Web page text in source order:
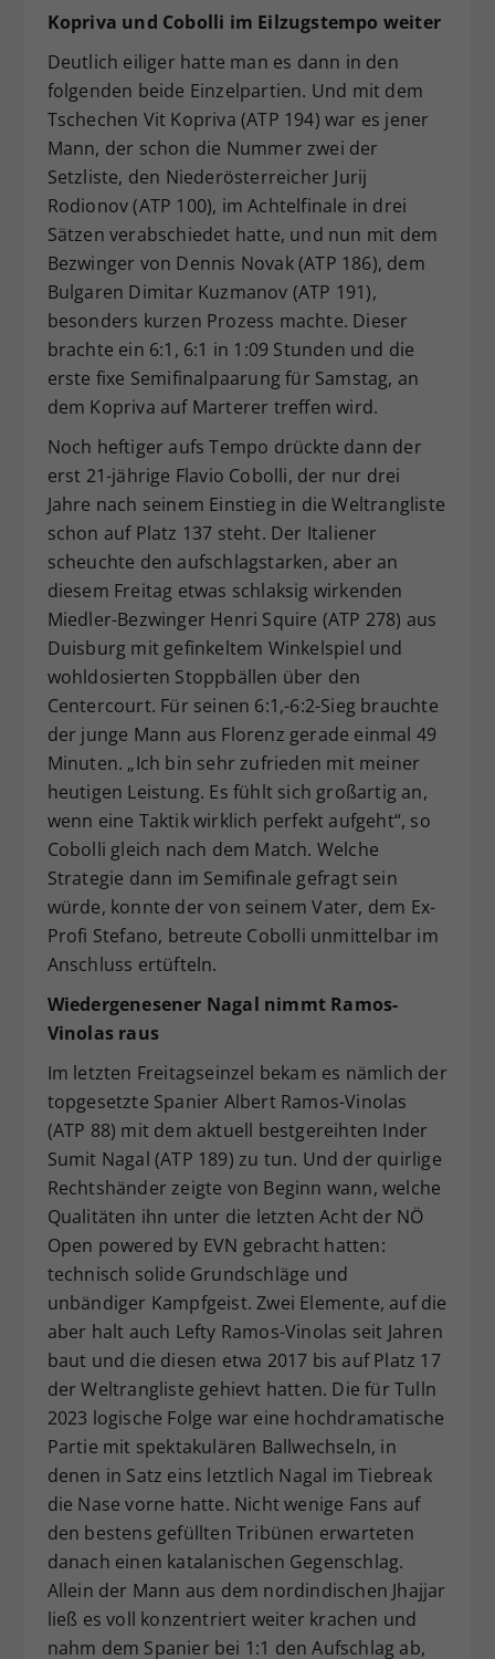
Kopriva und Cobolli im Eilzugstempo weiter
Deutlich eiliger hatte man es dann in den
folgenden beide Einzelpartien. Und mit dem
Tschechen Vit Kopriva (ATP 194) war es jener
Mann, der schon die Nummer zwei der
Setzliste, den Niederösterreicher Jurij
Rodionov (ATP 100), im Achtelfinale in drei
Sätzen verabschiedet hatte, und nun mit dem
Bezwinger von Dennis Novak (ATP 186), dem
Bulgaren Dimitar Kuzmanov (ATP 191),
besonders kurzen Prozess machte. Dieser
brachte ein 6:1, 6:1 in 1:09 Stunden und die
erste fixe Semifinalpaarung für Samstag, an
dem Kopriva auf Marterer treffen wird.
Noch heftiger aufs Tempo drückte dann der
erst 21-jährige Flavio Cobolli, der nur drei
Jahre nach seinem Einstieg in die Weltrangliste
schon auf Platz 137 steht. Der Italiener
scheuchte den aufschlagstarken, aber an
diesem Freitag etwas schlaksig wirkenden
Miedler-Bezwinger Henri Squire (ATP 278) aus
Duisburg mit gefinkeltem Winkelspiel und
wohldosierten Stoppbällen über den
Centercourt. Für seinen 6:1,-6:2-Sieg brauchte
der junge Mann aus Florenz gerade einmal 49
Minuten. „Ich bin sehr zufrieden mit meiner
heutigen Leistung. Es fühlt sich großartig an,
wenn eine Taktik wirklich perfekt aufgeht“, so
Cobolli gleich nach dem Match. Welche
Strategie dann im Semifinale gefragt sein
würde, konnte der von seinem Vater, dem Ex-
Profi Stefano, betreute Cobolli unmittelbar im
Anschluss ertüfteln.
Wiedergenesener Nagal nimmt Ramos-
Vinolas raus
Im letzten Freitagseinzel bekam es nämlich der
topgesetzte Spanier Albert Ramos-Vinolas
(ATP 88) mit dem aktuell bestgereihten Inder
Sumit Nagal (ATP 189) zu tun. Und der quirlige
Rechtshänder zeigte von Beginn wann, welche
Qualitäten ihn unter die letzten Acht der NÖ
Open powered by EVN gebracht hatten:
technisch solide Grundschläge und
unbändiger Kampfgeist. Zwei Elemente, auf die
aber halt auch Lefty Ramos-Vinolas seit Jahren
baut und die diesen etwa 2017 bis auf Platz 17
der Weltrangliste gehievt hatten. Die für Tulln
2023 logische Folge war eine hochdramatische
Partie mit spektakulären Ballwechseln, in
denen in Satz eins letztlich Nagal im Tiebreak
die Nase vorne hatte. Nicht wenige Fans auf
den bestens gefüllten Tribünen erwarteten
danach einen katalanischen Gegenschlag.
Allein der Mann aus dem nordindischen Jhajjar
ließ es voll konzentriert weiter krachen und
nahm dem Spanier bei 1:1 den Aufschlag ab,